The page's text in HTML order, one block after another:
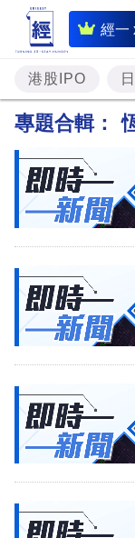
經一
即
時
財
經
投
資
理
業
科
技
港股IPO
專題合輯：